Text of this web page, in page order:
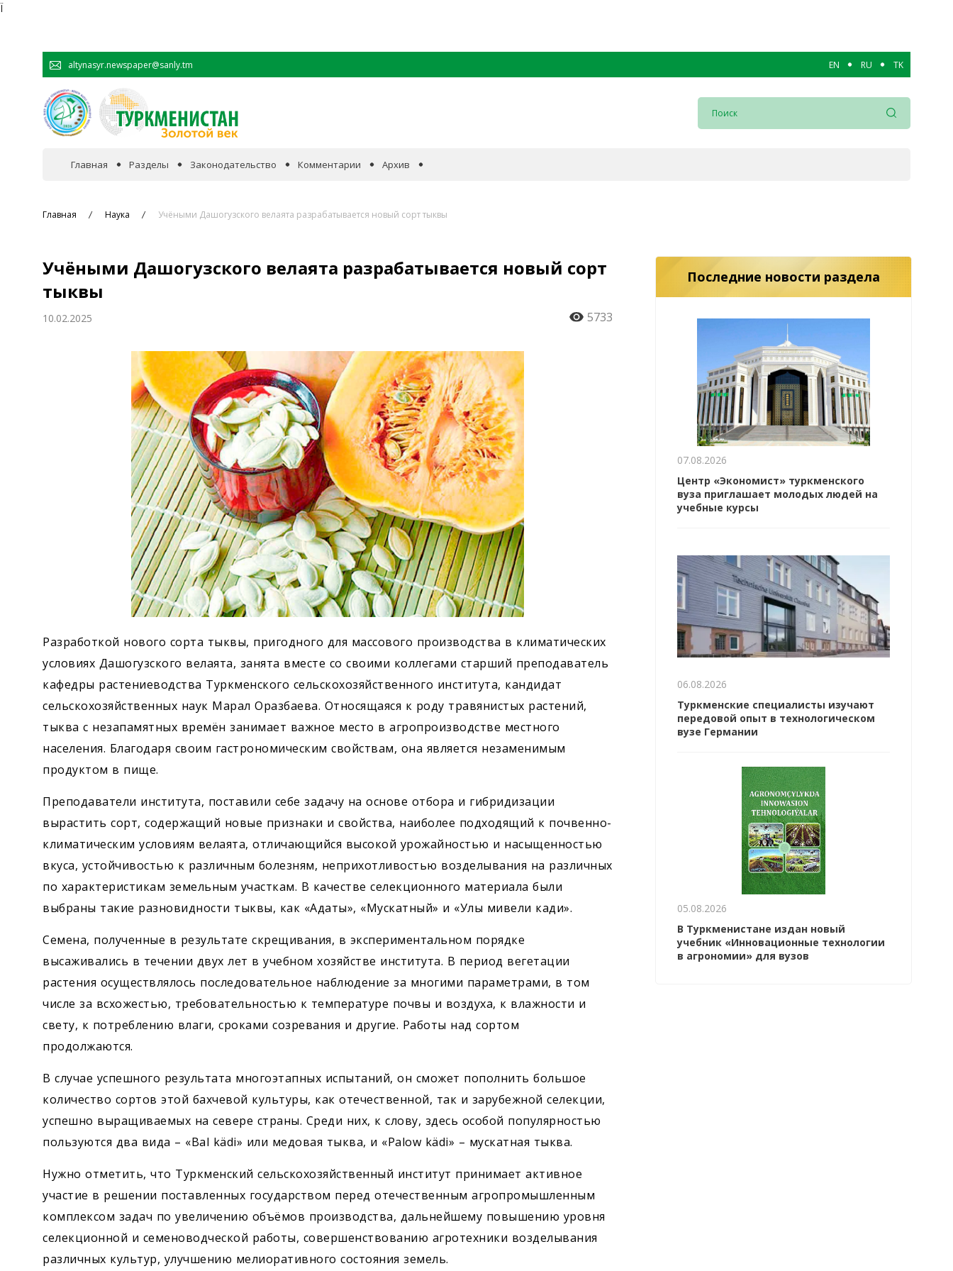
Ï
altynasyr.newspaper@sanly.tm EN RU TK
Главная Разделы
Сотрудничество
Общество
Культура
Наука
Спорт
Законодательство Комментарии Архив
Главная Наука Учёными Дашогузского велаята разрабатывается новый сорт тыквы
Учёными Дашогузского велаята разрабатывается новый сорт
тыквы
10.02.2025 5733
Разработкой нового сорта тыквы, пригодного для массового производства в климатических
условиях Дашогузского велаята, занята вместе со своими коллегами старший преподаватель
кафедры растениеводства Туркменского сельскохозяйственного института, кандидат
сельскохозяйственных наук Марал Оразбаева. Относящаяся к роду травянистых растений,
тыква с незапамятных времён занимает важное место в агропроизводстве местного
населения. Благодаря своим гастрономическим свойствам, она является незаменимым
продуктом в пище.
Преподаватели института, поставили себе задачу на основе отбора и гибридизации
вырастить сорт, содержащий новые признаки и свойства, наиболее подходящий к почвенно-
климатическим условиям велаята, отличающийся высокой урожайностью и насыщенностью
вкуса, устойчивостью к различным болезням, неприхотливостью возделывания на различных
по характеристикам земельным участкам. В качестве селекционного материала были
выбраны такие разновидности тыквы, как «Адаты», «Мускатный» и «Улы мивели кади».
Семена, полученные в результате скрещивания, в экспериментальном порядке
высаживались в течении двух лет в учебном хозяйстве института. В период вегетации
растения осуществлялось последовательное наблюдение за многими параметрами, в том
числе за всхожестью, требовательностью к температуре почвы и воздуха, к влажности и
свету, к потреблению влаги, сроками созревания и другие. Работы над сортом
продолжаются.
В случае успешного результата многоэтапных испытаний, он сможет пополнить большое
количество сортов этой бахчевой культуры, как отечественной, так и зарубежной селекции,
успешно выращиваемых на севере страны. Среди них, к слову, здесь особой популярностью
пользуются два вида – «Bal kädi» или медовая тыква, и «Palow kädi» – мускатная тыква.
Нужно отметить, что Туркменский сельскохозяйственный институт принимает активное
участие в решении поставленных государством перед отечественным агропромышленным
комплексом задач по увеличению объёмов производства, дальнейшему повышению уровня
селекционной и семеноводческой работы, совершенствованию агротехники возделывания
различных культур, улучшению мелиоративного состояния земель.
Последние новости раздела
07.08.2026
Центр «Экономист» туркменского
вуза приглашает молодых людей на
учебные курсы
06.08.2026
Туркменские специалисты изучают
передовой опыт в технологическом
вузе Германии
05.08.2026
В Туркменистане издан новый
учебник «Инновационные технологии
в агрономии» для вузов